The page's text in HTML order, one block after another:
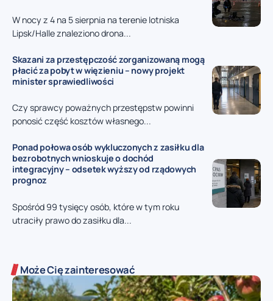
W nocy z 4 na 5 sierpnia na terenie lotniska
Lipsk/Halle znaleziono drona...
Skazani za przestępczość zorganizowaną mogą
płacić za pobyt w więzieniu – nowy projekt
minister sprawiedliwości
Czy sprawcy poważnych przestępstw powinni
ponosić część kosztów własnego...
Ponad połowa osób wykluczonych z zasiłku dla
bezrobotnych wnioskuje o dochód
integracyjny – odsetek wyższy od rządowych
prognoz
Spośród 99 tysięcy osób, które w tym roku
utraciły prawo do zasiłku dla...
Może Cię zainteresować